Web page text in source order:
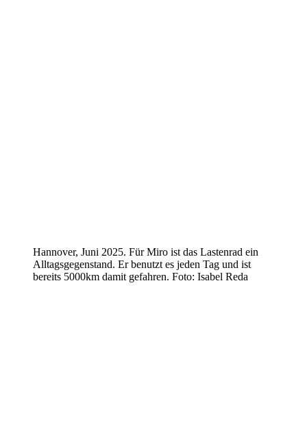
Hannover, Juni 2025. Für Miro ist das Lastenrad ein
Alltagsgegenstand. Er benutzt es jeden Tag und ist
bereits 5000km damit gefahren. Foto: Isabel Reda